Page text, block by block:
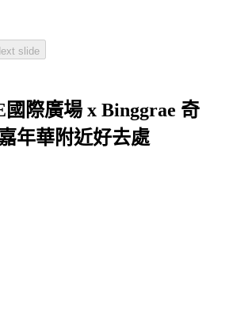
slide
際廣場 x Binggrae 奇
年華附近好去處